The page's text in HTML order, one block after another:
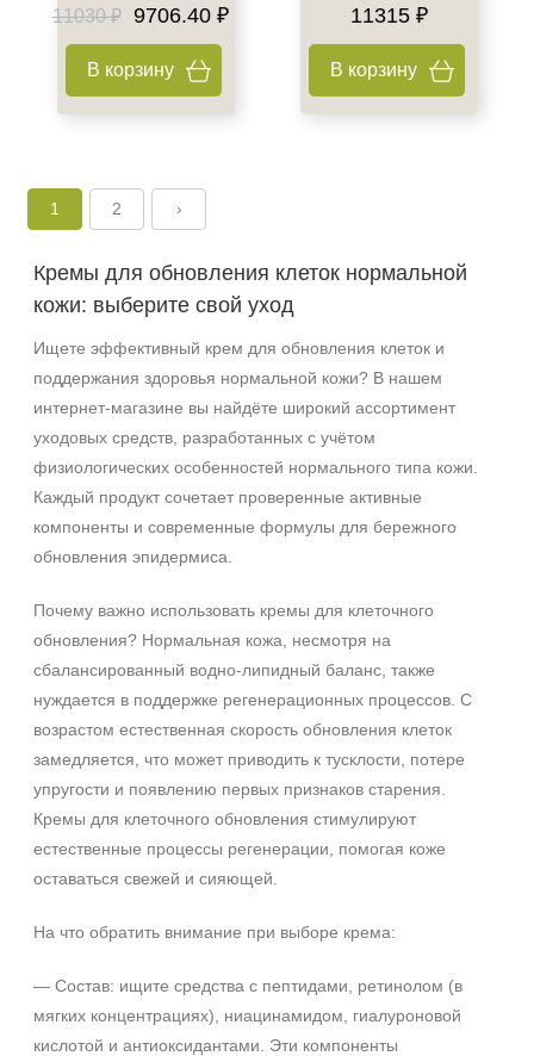
11030 ₽ 9706.40 ₽
В корзину
11315 ₽
В корзину
1 2 ›
Кремы для обновления клеток нормальной
кожи: выберите свой уход
Ищете эффективный крем для обновления клеток и
поддержания здоровья нормальной кожи? В нашем
интернет‑магазине вы найдёте широкий ассортимент
уходовых средств, разработанных с учётом
физиологических особенностей нормального типа кожи.
Каждый продукт сочетает проверенные активные
компоненты и современные формулы для бережного
обновления эпидермиса.
Почему важно использовать кремы для клеточного
обновления? Нормальная кожа, несмотря на
сбалансированный водно‑липидный баланс, также
нуждается в поддержке регенерационных процессов. С
возрастом естественная скорость обновления клеток
замедляется, что может приводить к тусклости, потере
упругости и появлению первых признаков старения.
Кремы для клеточного обновления стимулируют
естественные процессы регенерации, помогая коже
оставаться свежей и сияющей.
На что обратить внимание при выборе крема:
— Состав: ищите средства с пептидами, ретинолом (в
мягких концентрациях), ниацинамидом, гиалуроновой
кислотой и антиоксидантами. Эти компоненты